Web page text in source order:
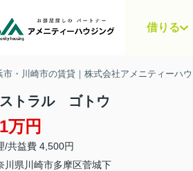
借りる
市・川崎市の賃貸｜株式会社アメニティーハ
トラル ゴトウ
万円
/共益費 4,500円
川県 川崎市多摩区菅城下